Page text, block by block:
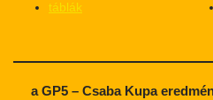
táblák
a GP5 – Csaba Kupa